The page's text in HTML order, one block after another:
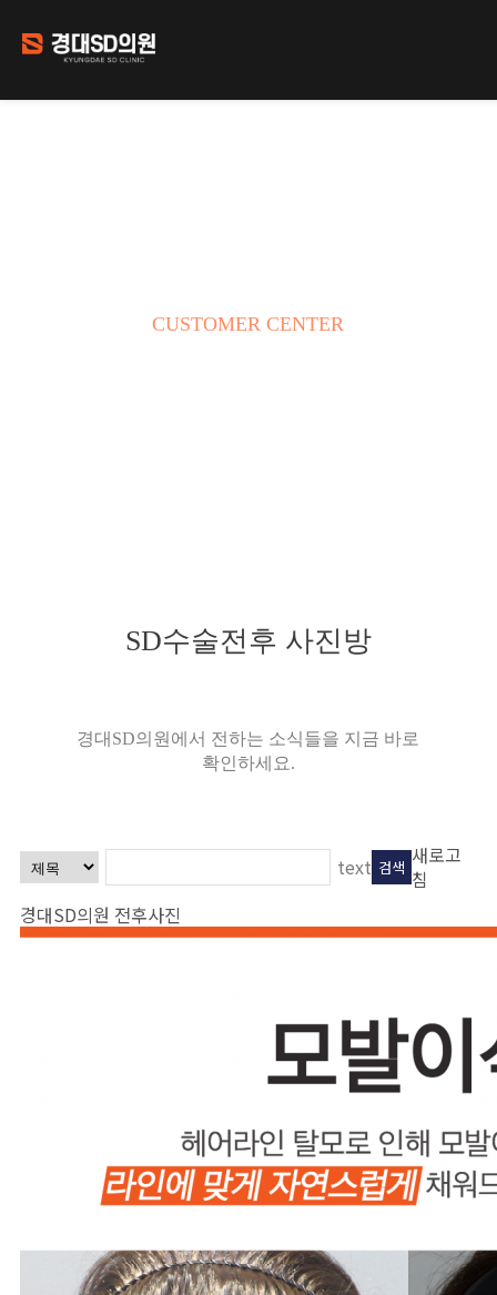
CUSTOMER CENTER
SD수술전후 사진방
경대SD의원에서 전하는 소식들을 지금 바로
확인하세요.
text 검색 새로고
침
경대SD의원 전후사진